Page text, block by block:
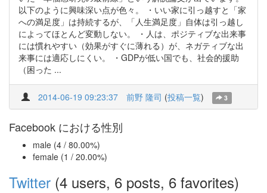
以下のように興味深い点が色々。 ・いい家に引っ越すと「家
への満足度」は持続するが、「人生満足度」自体は引っ越し
によってほとんど変動しない。 ・人は、ポジティブな出来事
には慣れやすい（効果がすぐに薄れる）が、ネガティブな出
来事には適応しにくい。 ・GDPが低い国でも、社会的援助
（困った ...
2014-06-19 09:23:37 前野 隆司 (投稿一覧) 3
Facebook における性別
male (4 / 80.00%)
female (1 / 20.00%)
Twitter (4 users, 6 posts, 6 favorites)